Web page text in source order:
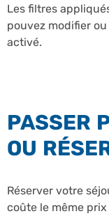
Les filtres
pouvez modifier
activé.
PASSER
OU
Réserver votre
coûte le même